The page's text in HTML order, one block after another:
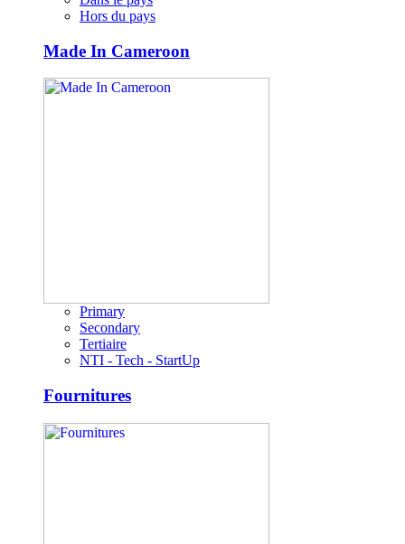
Hors du pays
Made In Cameroon
Primary
Secondary
Tertiaire
NTI - Tech - StartUp
Fournitures